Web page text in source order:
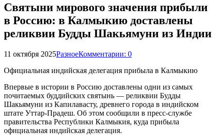
Святыни мирового значения прибыли
в Россию: в Калмыкию доставлены
реликвии Будды Шакьямуни из Индии
11 октября 2025РазноеКомментарии: 0
Официальная индийская делегация прибыла в Калмыкию
Впервые в истории в Россию доставлены одни из самых
почитаемых буддийских святынь — реликвии Будды
Шакьямуни из Капилавасту, древнего города в индийском
штате Уттар-Прадеш. Об этом сообщили в пресс-службе
правительства Республики Калмыкия, куда прибыла
официальная индийская делегация.